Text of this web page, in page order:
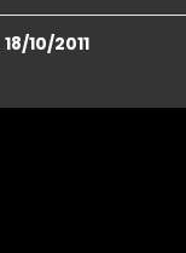
18/10/2011